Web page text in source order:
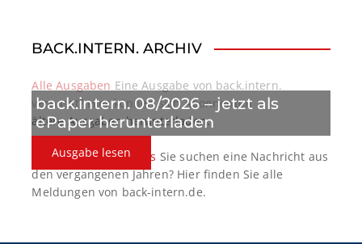
back.intern. 08/2026 – jetzt als
ePaper herunterladen
Ausgabe lesen
BACK.INTERN. ARCHIV
Alle Ausgaben Eine Ausgabe von back.intern.
verpasst? Hier können sich Abonnenten
ältere Ausgaben herunterladen.
back.intern. Top-News Sie suchen eine Nachricht aus
den vergangenen Jahren? Hier finden Sie alle
Meldungen von back-intern.de.